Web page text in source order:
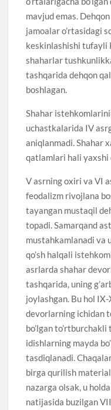
mavjud emas.
jamoalar o’rtasidagi
keskinlashishi tufayli
shaharlar
tashqarida dehqon
boshlagan.
Shahar
uchastkalarida IV
aniqlanmadi. Shahar
qatlamlari hali yaxshi
V asrning oxiri va VI
feodalizm rivojlana
tayangan mustaqil
topadi. Samarqand
mustahkamlanadi va
qo’sh halqali
asrlarda shahar
tashqarida, uning
joylashgan. Bu hol
devorlarning ichidan
bo’lgan to’rtburchakli
idishlarning mayda
tasdiqlanadi.
birga qurilish
nazarga olsak, u
natijasida buzilgan